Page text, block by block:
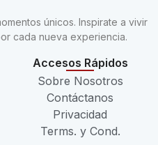
únicos. Inspirate a vivir
cada nueva experiencia.
Accesos Rápidos
Sobre Nosotros
Contáctanos
Privacidad
Terms. y Cond.